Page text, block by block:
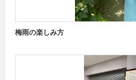
梅雨の楽しみ方